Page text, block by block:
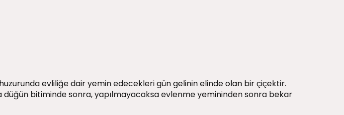
evliliğe dair yemin edecekleri gün gelinin elinde olan bir çiçektir.
düğün bitiminde sonra, yapılmayacaksa evlenme yemininden sonra bekar